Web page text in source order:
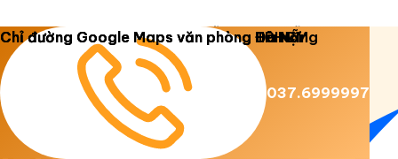
Copyright 2026 © Luật Dương Gia